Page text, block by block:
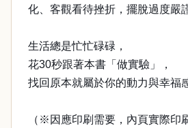
化、客觀看待挫折，擺脫過度嚴
生活總是忙忙碌碌，
花30秒跟著本書「做實驗」，
找回原本就屬於你的動力與幸福
（※因應印刷需要，內頁實際印